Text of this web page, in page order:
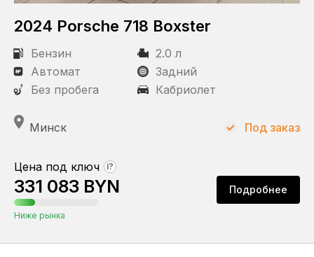
2024 Porsche 718 Boxster
Бензин
2.0 л
Автомат
Задний
Без пробега
Кабриолет
Минск
Цена под ключ ?
331 083 BYN
Ниже рынка
Подробнее
Под заказ